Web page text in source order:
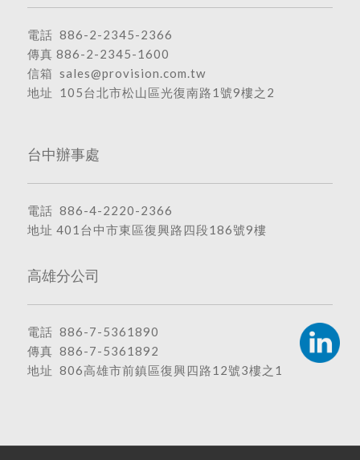
電話 886-2-2345-2366
傳真 886-2-2345-1600
信箱 sales@provision.com.tw
地址 105台北市松山區光復南路1號9樓之2
台中辦事處
電話 886-4-2220-2366
地址 401台中市東區復興路四段186號9樓
高雄分公司
電話 886-7-5361890
傳真 886-7-5361892
地址 806高雄市前鎮區復興四路12號3樓之1